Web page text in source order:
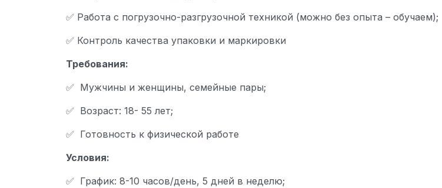
✅ Работа с погрузочно-разгрузочной техникой (можно без опыта – обучаем);
✅ Контроль качества упаковки и маркировки
Требования:
✅ Мужчины и женщины, семейные пары;
✅ Возраст: 18- 55 лет;
✅ Готовность к физической работе
Условия:
✅ График: 8-10 часов/день, 5 дней в неделю;